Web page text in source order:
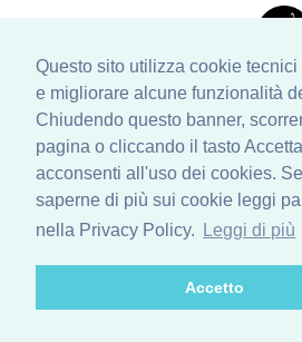
Questo sito utilizza cookie tecnici
e migliorare alcune funzionalità
Chiudendo questo banner,
pagina o cliccando il tasto Accetta
acconsenti all'uso dei cookies.
saperne di più sui cookie leggi
nella Privacy Policy.
Leggi di più
Accetto